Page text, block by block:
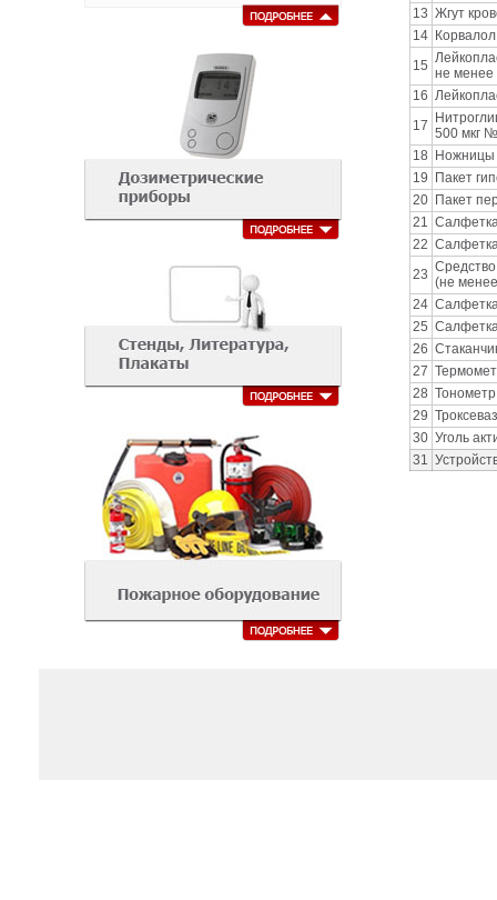
13 Жгут
14
15 не менее
16
17 500 мкг
18
Ножницы
19
Пакет
20 Пакет
21
22
23 (не
24
25
26
27
28
29
30 Уголь
31